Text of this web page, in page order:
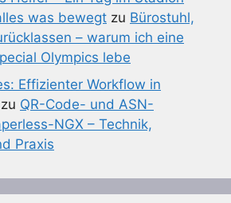
was bewegt zu Bürostuhl,
– warum ich eine
Olympics lebe
Effizienter Workflow in
zu QR-Code- und ASN-
NGX – Technik,
Praxis